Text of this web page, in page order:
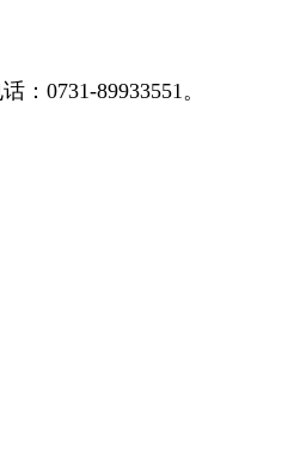
0731-89933551。